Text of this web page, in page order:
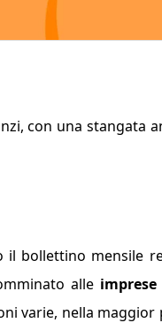
con una stangata
il bollettino mensile
alle
varie, nella